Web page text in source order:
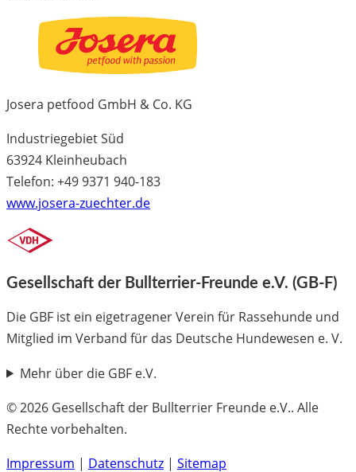
Josera petfood GmbH & Co. KG
Industriegebiet Süd
63924 Kleinheubach
Telefon: +49 9371 940-183
www.josera-zuechter.de
Gesellschaft der Bullterrier-Freunde e.V. (GB-F)
Die GBF ist ein eigetragener Verein für Rassehunde und
Mitglied im Verband für das Deutsche Hundewesen e. V.
Mehr über die GBF e.V.
© 2026 Gesellschaft der Bullterrier Freunde e.V.. Alle
Rechte vorbehalten.
Impressum | Datenschutz | Sitemap